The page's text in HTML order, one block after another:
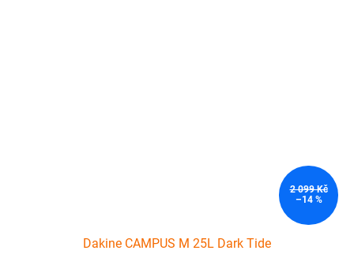
2 099 Kč
–14 %
Dakine CAMPUS M 25L Dark Tide